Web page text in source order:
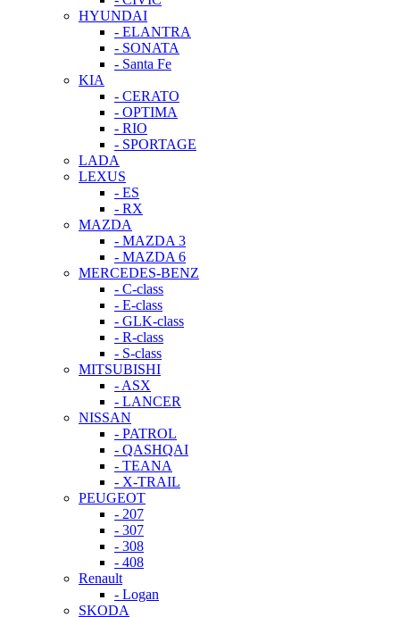
HYUNDAI
- ELANTRA
- SONATA
- Santa Fe
KIA
- CERATO
- OPTIMA
- RIO
- SPORTAGE
LADA
LEXUS
- ES
- RX
MAZDA
- MAZDA 3
- MAZDA 6
MERCEDES-BENZ
- C-class
- E-class
- GLK-class
- R-class
- S-class
MITSUBISHI
- ASX
- LANCER
NISSAN
- PATROL
- QASHQAI
- TEANA
- X-TRAIL
PEUGEOT
- 207
- 307
- 308
- 408
Renault
- Logan
SKODA